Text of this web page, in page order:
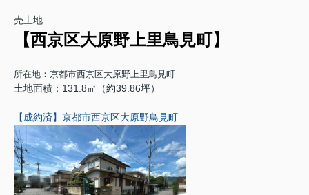
売土地
【西京区大原野上里鳥見町】
所在地：京都市西京区大原野上里鳥見町
土地面積：131.8㎡（約39.86坪）
【成約済】京都市西京区大原野鳥見町